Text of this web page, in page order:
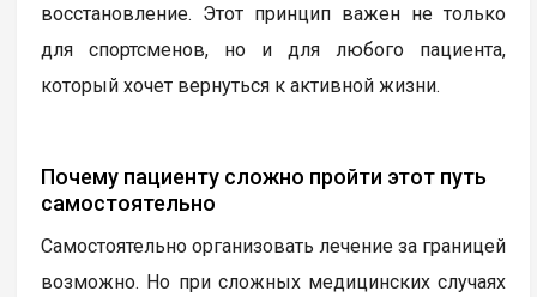
восстановление. Этот принцип важен не только
для спортсменов, но и для любого пациента,
который хочет вернуться к активной жизни.
Почему пациенту сложно пройти этот путь
самостоятельно
Самостоятельно организовать лечение за границей
возможно. Но при сложных медицинских случаях